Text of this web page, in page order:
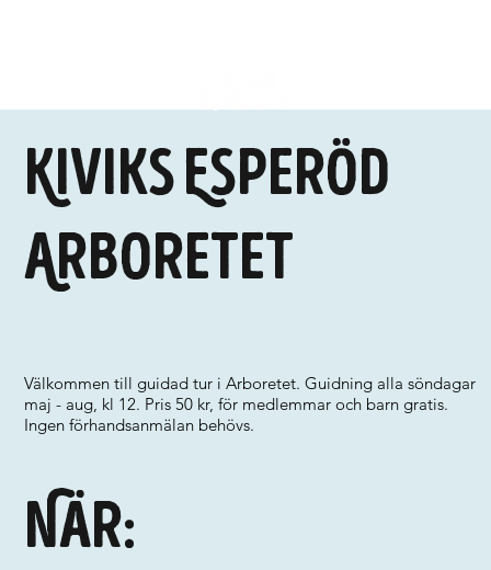
Kiviks Esperöd
Arboretet
Välkommen till guidad tur i Arboretet. Guidning alla söndagar
maj - aug, kl 12. Pris 50 kr, för medlemmar och barn gratis.
Ingen förhandsanmälan behövs.
När: